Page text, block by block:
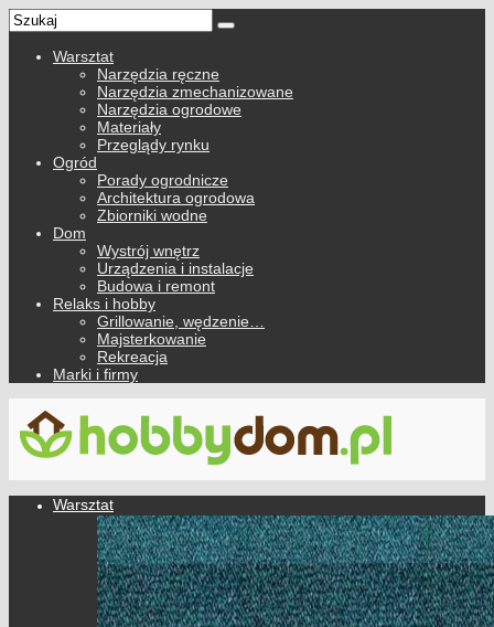
Warsztat
Narzędzia ręczne
Narzędzia zmechanizowane
Narzędzia ogrodowe
Materiały
Przeglądy rynku
Ogród
Porady ogrodnicze
Architektura ogrodowa
Zbiorniki wodne
Dom
Wystrój wnętrz
Urządzenia i instalacje
Budowa i remont
Relaks i hobby
Grillowanie, wędzenie…
Majsterkowanie
Rekreacja
Marki i firmy
Warsztat